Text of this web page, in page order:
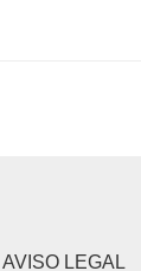
AVISO LEGAL